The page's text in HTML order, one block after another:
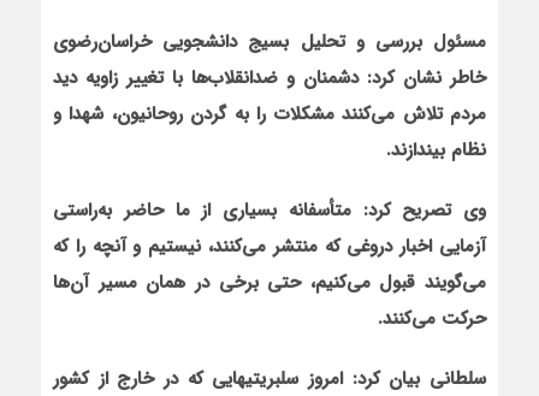
مسئول بررسی و تحلیل بسیج دانشجویی خراسان‌رضوی
خاطر نشان کرد: دشمنان و ضدانقلاب‌ها با تغییر زاویه دید
مردم تلاش می‌کنند مشکلات را به گردن روحانیون، شهدا و
نظام بیندازند.
وی تصریح کرد: متأسفانه بسیاری از ما حاضر به‌راستی
آزمایی اخبار دروغی که منتشر می‌کنند، نیستیم و آنچه را که
می‌گویند قبول می‌کنیم، حتی برخی در همان مسیر آن‌ها
حرکت می‌کنند.
سلطانی بیان کرد: امروز سلبریتی‏هایی که در خارج از کشور